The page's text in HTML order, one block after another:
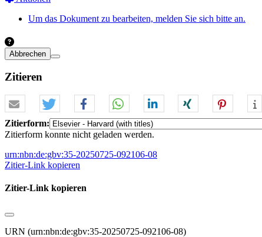
Um das Dokument zu bearbeiten, melden Sie sich bitte an.
Abbrechen
Zitieren
Zitierform:
Zitierform konnte nicht geladen werden.
urn:nbn:de:gbv:35-20250725-092106-08
Zitier-Link kopieren
Zitier-Link kopieren
URN (urn:nbn:de:gbv:35-20250725-092106-08)